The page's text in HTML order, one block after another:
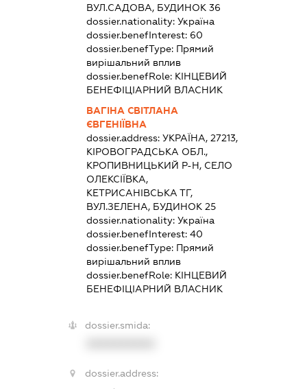
ВУЛ.САДОВА, БУДИНОК 36
dossier.nationality: Україна
dossier.benefInterest: 60
dossier.benefType: Прямий
вирішальний вплив
dossier.benefRole: КІНЦЕВИЙ
БЕНЕФІЦІАРНИЙ ВЛАСНИК
ВАГІНА СВІТЛАНА
ЄВГЕНІЇВНА
dossier.address: УКРАЇНА, 27213,
КІРОВОГРАДСЬКА ОБЛ.,
КРОПИВНИЦЬКИЙ Р-Н, СЕЛО
ОЛЕКСІЇВКА,
КЕТРИСАНІВСЬКА ТГ,
ВУЛ.ЗЕЛЕНА, БУДИНОК 25
dossier.nationality: Україна
dossier.benefInterest: 40
dossier.benefType: Прямий
вирішальний вплив
dossier.benefRole: КІНЦЕВИЙ
БЕНЕФІЦІАРНИЙ ВЛАСНИК
dossier.smida:
dossier.address: